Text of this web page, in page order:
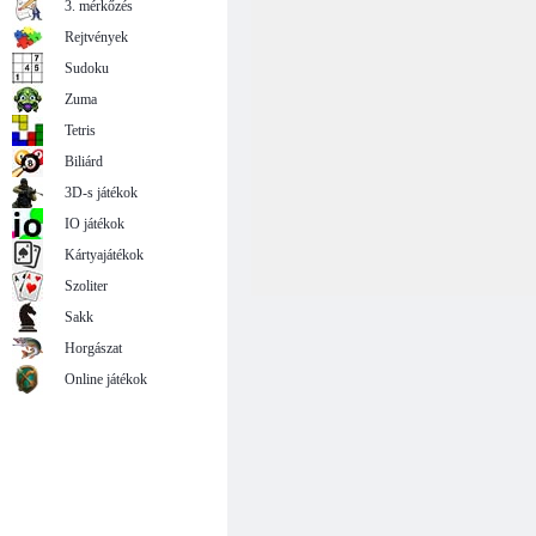
3. mérkőzés
Rejtvények
Sudoku
Zuma
Tetris
Biliárd
3D-s játékok
IO játékok
Kártyajátékok
Szoliter
Sakk
Horgászat
Online játékok